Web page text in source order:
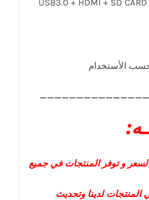
USB3.0 + HDMI + SD
و توفر المنتجات في جميع
المنتجات لدينا وتحديث